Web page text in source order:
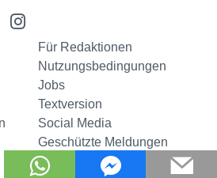
Für Redaktionen
Nutzungsbedingungen
Jobs
Textversion
Social Media
Geschützte Meldungen